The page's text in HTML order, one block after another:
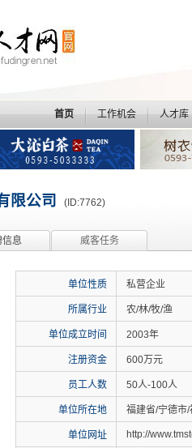
首页 工作机会 人才库
限公司 (ID:7762)
信息 威客任务
单位性质 私营企业
所属行业 农/林/牧/渔
单位成立时间 2003年
注册资金 600万元
员工人数 50人-100人
单位所在地 福建省/宁德市
单位网址 http://